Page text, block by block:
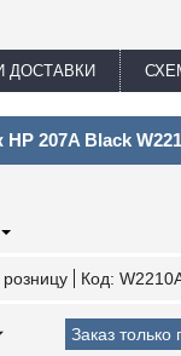
ДОСТАВКИ
207A Black
Код:
Заказ